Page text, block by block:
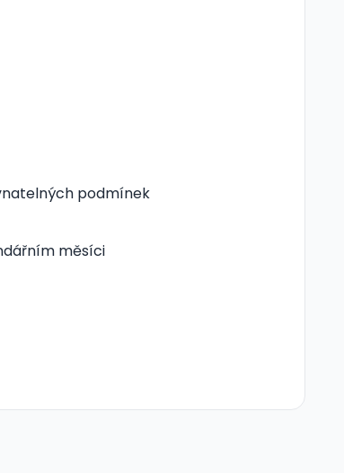
podmínek
měsíci